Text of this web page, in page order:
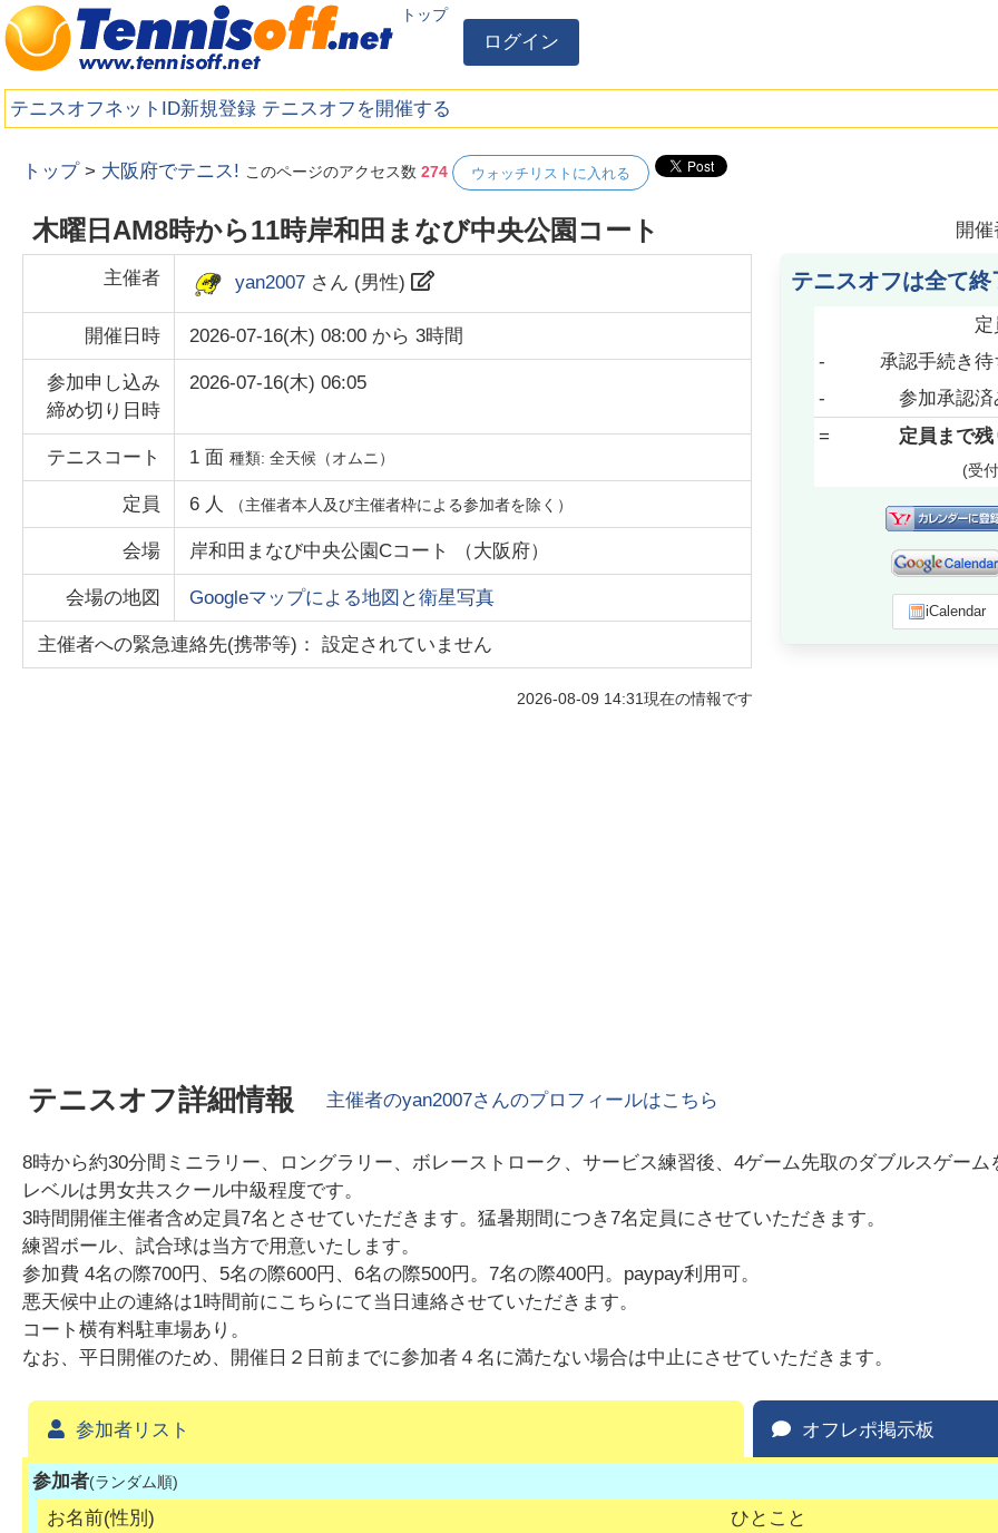
トップ
ログイン
テニスオフネットID新規登録 テニスオフを開催する
トップ > 大阪府でテニス! このページのアクセス数274 ウォッチリストに入れる
木曜日AM8時から11時岸和田まなび中央公園コート 開
主催者 yan2007 さん (男性)
開催日時 2026-07-16(木) 08:00 から3時間
参加申し込み
締め切り日時
2026-07-16(木) 06:05
テニスコート 1 面種類:全天候（オムニ）
定員 6 人 （主催者本人及び主催者枠による参加者を除く）
会場 岸和田まなび中央公園Cコート （大阪府）
会場の地図 Googleマップによる地図と衛星写真
主催者への緊急連絡先(携帯等)： 設定されていません
2026-08-09 14:31現在の情報です
テニスオフは全て終
定
-
承認手続き待
-
参加承認済
=
定員まで残
(受
iCalendar
テニスオフ詳細情報 主催者のyan2007さんのプロフィールはこちら
8時から約30分間ミニラリー、ロングラリー、ボレーストローク、サービス練習後、4ゲーム先取のダブルスゲーム
レベルは男女共スクール中級程度です。
3時間開催主催者含め定員7名とさせていただきます。猛暑期間につき7名定員にさせていただきます。
練習ボール、試合球は当方で用意いたします。
参加費 4名の際700円、5名の際600円、6名の際500円。7名の際400円。paypay利用可。
悪天候中止の連絡は1時間前にこちらにて当日連絡させていただきます。
コート横有料駐車場あり。
なお、平日開催のため、開催日２日前までに参加者４名に満たない場合は中止にさせていただきます。
参加者リスト オフレポ掲示板
参加者(ランダム順)
お名前(性別)
ひとこと